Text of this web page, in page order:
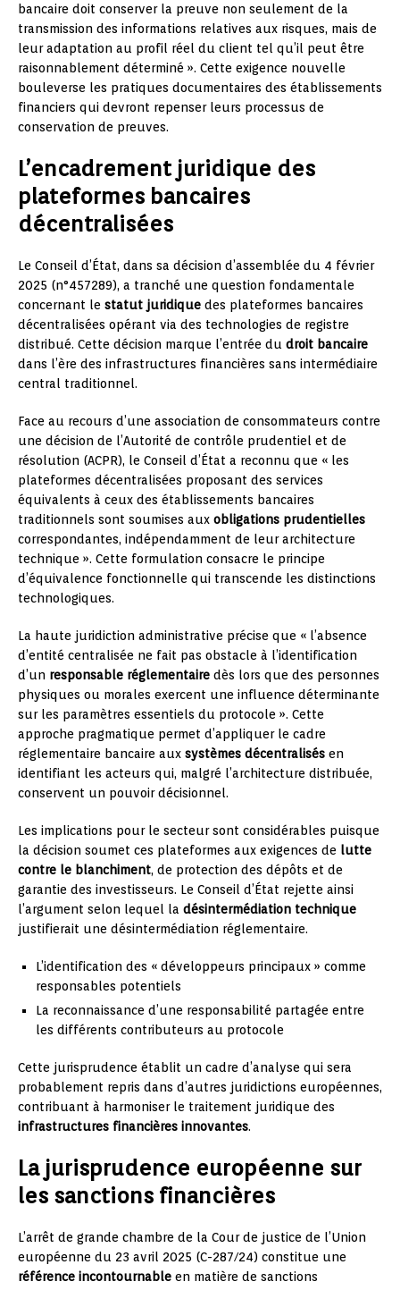
bancaire doit conserver la preuve non seulement de la
transmission des informations relatives aux risques, mais de
leur adaptation au profil réel du client tel qu’il peut être
raisonnablement déterminé ». Cette exigence nouvelle
bouleverse les pratiques documentaires des établissements
financiers qui devront repenser leurs processus de
conservation de preuves.
L’encadrement juridique des
plateformes bancaires
décentralisées
Le Conseil d’État, dans sa décision d’assemblée du 4 février
2025 (n°457289), a tranché une question fondamentale
concernant le statut juridique des plateformes bancaires
décentralisées opérant via des technologies de registre
distribué. Cette décision marque l’entrée du droit bancaire
dans l’ère des infrastructures financières sans intermédiaire
central traditionnel.
Face au recours d’une association de consommateurs contre
une décision de l’Autorité de contrôle prudentiel et de
résolution (ACPR), le Conseil d’État a reconnu que « les
plateformes décentralisées proposant des services
équivalents à ceux des établissements bancaires
traditionnels sont soumises aux obligations prudentielles
correspondantes, indépendamment de leur architecture
technique ». Cette formulation consacre le principe
d’équivalence fonctionnelle qui transcende les distinctions
technologiques.
La haute juridiction administrative précise que « l’absence
d’entité centralisée ne fait pas obstacle à l’identification
d’un responsable réglementaire dès lors que des personnes
physiques ou morales exercent une influence déterminante
sur les paramètres essentiels du protocole ». Cette
approche pragmatique permet d’appliquer le cadre
réglementaire bancaire aux systèmes décentralisés en
identifiant les acteurs qui, malgré l’architecture distribuée,
conservent un pouvoir décisionnel.
Les implications pour le secteur sont considérables puisque
la décision soumet ces plateformes aux exigences de lutte
contre le blanchiment, de protection des dépôts et de
garantie des investisseurs. Le Conseil d’État rejette ainsi
l’argument selon lequel la désintermédiation technique
justifierait une désintermédiation réglementaire.
L’identification des « développeurs principaux » comme
responsables potentiels
La reconnaissance d’une responsabilité partagée entre
les différents contributeurs au protocole
Cette jurisprudence établit un cadre d’analyse qui sera
probablement repris dans d’autres juridictions européennes,
contribuant à harmoniser le traitement juridique des
infrastructures financières innovantes.
La jurisprudence européenne sur
les sanctions financières
L’arrêt de grande chambre de la Cour de justice de l’Union
européenne du 23 avril 2025 (C-287/24) constitue une
référence incontournable en matière de sanctions